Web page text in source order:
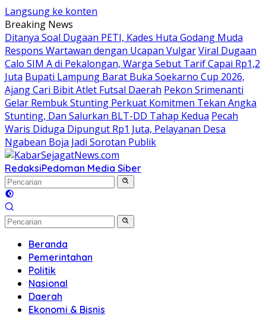
Langsung ke konten
Breaking News
Ditanya Soal Dugaan PETI, Kades Huta Godang Muda
Respons Wartawan dengan Ucapan VulgarViral Dugaan
Calo SIM A di Pekalongan, Warga Sebut Tarif Capai Rp1,2
Juta Bupati Lampung Barat Buka Soekarno Cup 2026,
Ajang Cari Bibit Atlet Futsal Daerah Pekon Srimenanti
Gelar Rembuk Stunting Perkuat Komitmen Tekan Angka
Stunting, Dan Salurkan BLT-DD Tahap Kedua Pecah
Waris Diduga Dipungut Rp1 Juta, Pelayanan Desa
Ngabean Boja Jadi Sorotan Publik
RedaksiPedoman Media Siber
Beranda
Pemerintahan
Politik
Nasional
Daerah
Ekonomi & Bisnis